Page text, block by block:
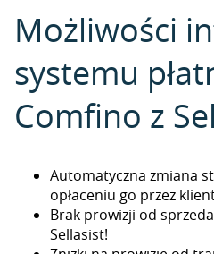
Możliwości
systemu
Comfino z
Automatyczna zmiana
opłaceniu go przez
Brak prowizji od
Sellasist!